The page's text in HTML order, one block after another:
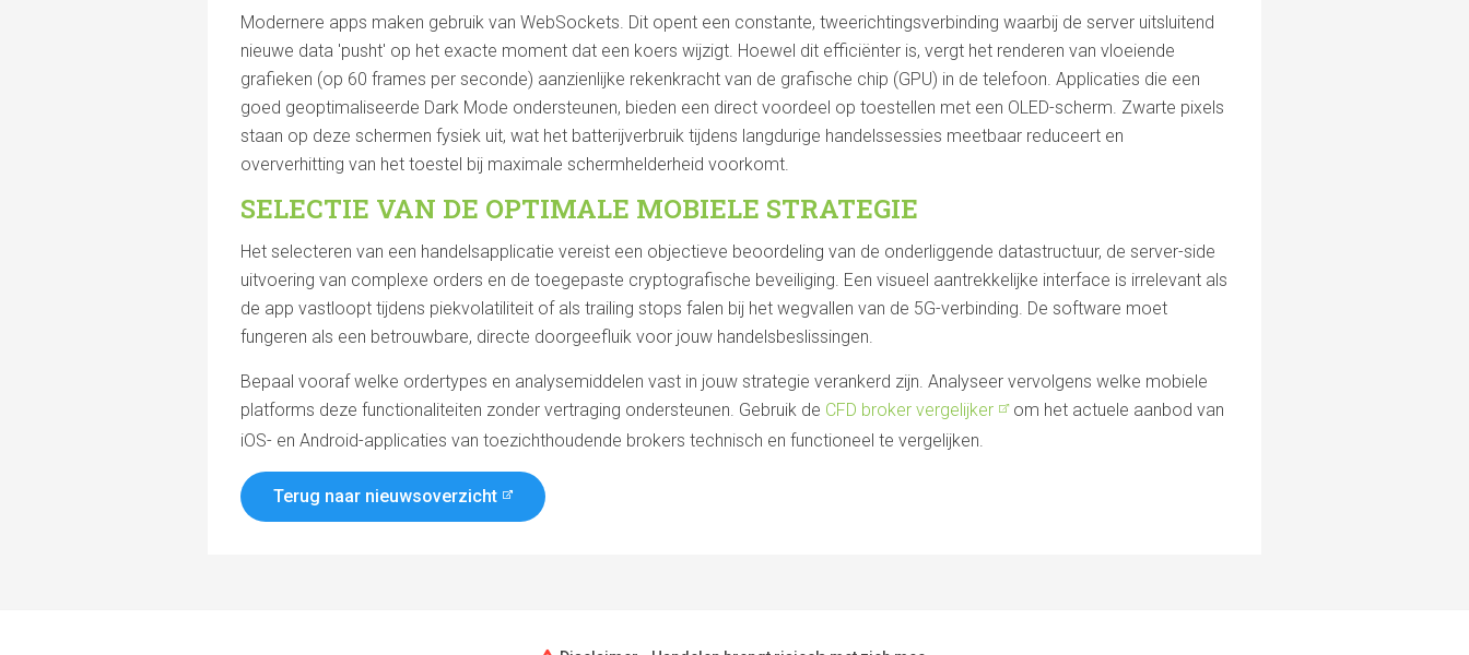
Modernere apps maken gebruik van WebSockets. Dit opent een constante, tweerichtingsverbinding waarbij de server uitsluitend
nieuwe data 'pusht' op het exacte moment dat een koers wijzigt. Hoewel dit efficiënter is, vergt het renderen van vloeiende
grafieken (op 60 frames per seconde) aanzienlijke rekenkracht van de grafische chip (GPU) in de telefoon. Applicaties die een
goed geoptimaliseerde Dark Mode ondersteunen, bieden een direct voordeel op toestellen met een OLED-scherm. Zwarte pixels
staan op deze schermen fysiek uit, wat het batterijverbruik tijdens langdurige handelssessies meetbaar reduceert en
oververhitting van het toestel bij maximale schermhelderheid voorkomt.
SELECTIE VAN DE OPTIMALE MOBIELE STRATEGIE
Het selecteren van een handelsapplicatie vereist een objectieve beoordeling van de onderliggende datastructuur, de server-side
uitvoering van complexe orders en de toegepaste cryptografische beveiliging. Een visueel aantrekkelijke interface is irrelevant als
de app vastloopt tijdens piekvolatiliteit of als trailing stops falen bij het wegvallen van de 5G-verbinding. De software moet
fungeren als een betrouwbare, directe doorgeefluik voor jouw handelsbeslissingen.
Bepaal vooraf welke ordertypes en analysemiddelen vast in jouw strategie verankerd zijn. Analyseer vervolgens welke mobiele
platforms deze functionaliteiten zonder vertraging ondersteunen. Gebruik de CFD broker vergelijker
om het actuele aanbod van
iOS- en Android-applicaties van toezichthoudende brokers technisch en functioneel te vergelijken.
Terug naar nieuwsoverzicht